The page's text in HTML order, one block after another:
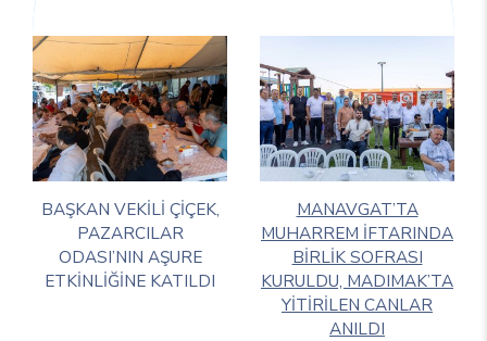
BAŞKAN VEKİLİ ÇİÇEK,
PAZARCILAR
ODASI’NIN AŞURE
ETKİNLİĞİNE KATILDI
MANAVGAT’TA
MUHARREM İFTARINDA
BİRLİK SOFRASI
KURULDU, MADIMAK’TA
YİTİRİLEN CANLAR
ANILDI